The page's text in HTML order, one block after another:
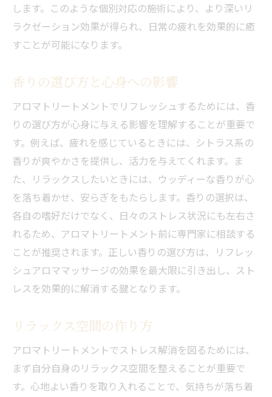
します。このような個別対応の施術により、より深いリ
ラクゼーション効果が得られ、日常の疲れを効果的に癒
すことが可能になります。
香りの選び方と心身への影響
アロマトリートメントでリフレッシュするためには、香
りの選び方が心身に与える影響を理解することが重要で
す。例えば、疲れを感じているときには、シトラス系の
香りが爽やかさを提供し、活力を与えてくれます。ま
た、リラックスしたいときには、ウッディーな香りが心
を落ち着かせ、安らぎをもたらします。香りの選択は、
各自の嗜好だけでなく、日々のストレス状況にも左右さ
れるため、アロマトリートメント前に専門家に相談する
ことが推奨されます。正しい香りの選び方は、リフレッ
シュアロママッサージの効果を最大限に引き出し、スト
レスを効果的に解消する鍵となります。
リラックス空間の作り方
アロマトリートメントでストレス解消を図るためには、
まず自分自身のリラックス空間を整えることが重要で
す。心地よい香りを取り入れることで、気持ちが落ち着